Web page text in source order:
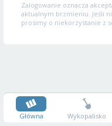
Zalogowanie oznacza
aktualnym brzmieniu. Jeśli
prosimy o niekorzystanie z
Główna Wykopalisko